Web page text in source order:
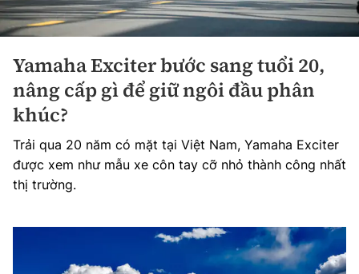
Yamaha Exciter bước sang tuổi 20,
nâng cấp gì để giữ ngôi đầu phân
khúc?
Trải qua 20 năm có mặt tại Việt Nam, Yamaha Exciter
được xem như mẫu xe côn tay cỡ nhỏ thành công nhất
thị trường.